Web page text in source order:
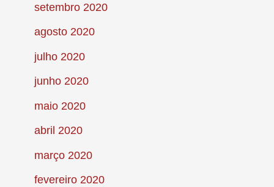
setembro 2020
agosto 2020
julho 2020
junho 2020
maio 2020
abril 2020
março 2020
fevereiro 2020